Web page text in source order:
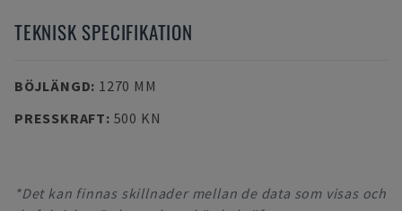
TEKNISK SPECIFIKATION
BÖJLÄNGD: 1270 MM
PRESSKRAFT: 500 KN
*Det kan finnas skillnader mellan de data som visas och